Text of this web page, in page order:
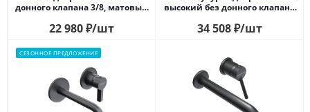
донного клапана 3/8, матовый
22 980₽/шт
высокий без донного клапана
34 508₽/шт
СЕЗОННОЕ ПРЕДЛОЖЕНИЕ